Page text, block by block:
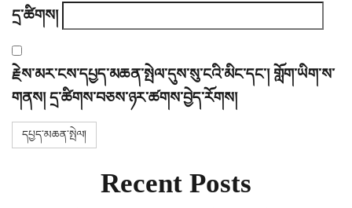
དྲ་ཚིགས།
རྗེས་མར་ངས་དཔྱད་མཆན་སྤེལ་དུས་སུ་ངའི་མིང་དང་། གློག་ཡིག་ས་
གནས། དྲ་ཚིགས་བཅས་ཉར་ཚགས་བྱེད་རོགས།
Recent Posts